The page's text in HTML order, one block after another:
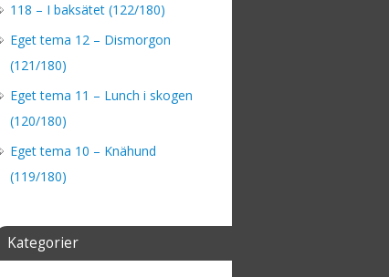
118 – I baksätet (122/180)
Eget tema 12 – Dismorgon
(121/180)
Eget tema 11 – Lunch i skogen
(120/180)
Eget tema 10 – Knähund
(119/180)
Kategorier